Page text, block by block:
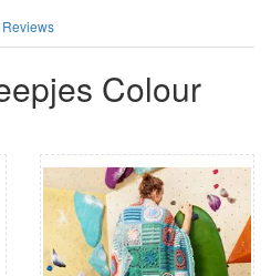
Reviews
Colour